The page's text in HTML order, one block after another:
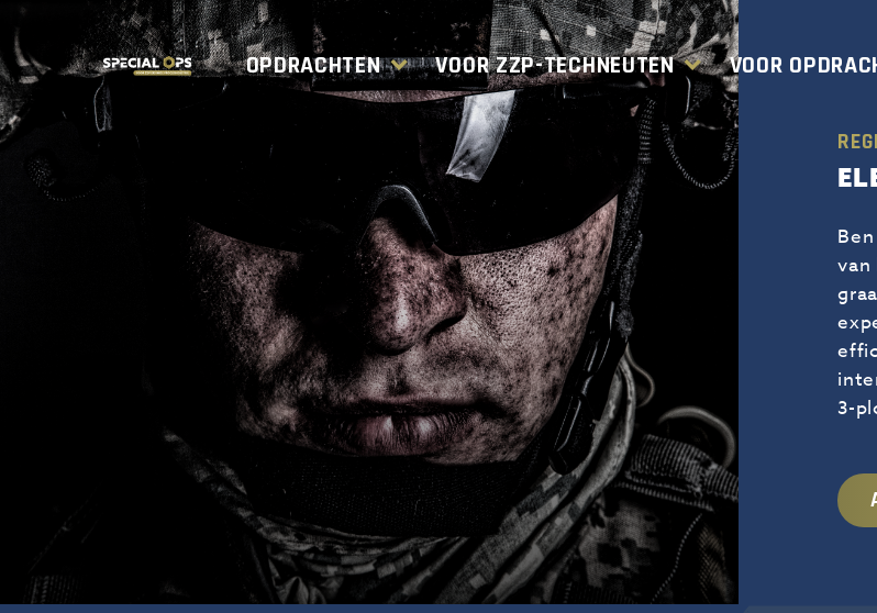
OPDRACHTEN VOOR ZZP-TECHNEUTEN VOOR
van
3-